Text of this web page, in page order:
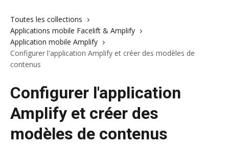
Toutes les collections
Applications mobile Facelift & Amplify
Application mobile Amplify
Configurer l'application Amplify et créer des modèles de
contenus
Configurer l'application
Amplify et créer des
modèles de contenus